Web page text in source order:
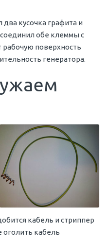
кусочка графита и
обе клеммы с
рабочую поверхность
генератора.
кабель и стриппер
оголить кабель